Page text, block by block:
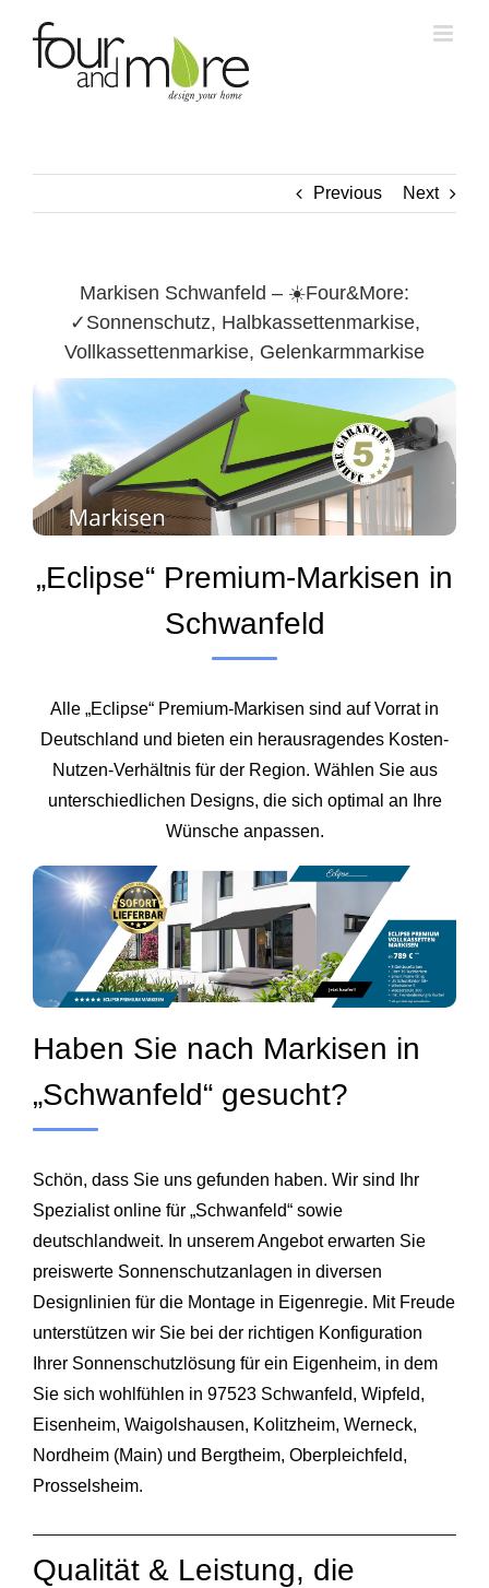
content
Previous Next
Markisen Schwanfeld – ☀️Four&More:
✓Sonnenschutz, Halbkassettenmarkise,
Vollkassettenmarkise, Gelenkarmmarkise
„Eclipse“ Premium-Markisen in
Schwanfeld
Alle „Eclipse“ Premium-Markisen sind auf Vorrat in
Deutschland und bieten ein herausragendes Kosten-
Nutzen-Verhältnis für der Region. Wählen Sie aus
unterschiedlichen Designs, die sich optimal an Ihre
Wünsche anpassen.
Haben Sie nach Markisen in
„Schwanfeld“ gesucht?
Schön, dass Sie uns gefunden haben. Wir sind Ihr
Spezialist online für „Schwanfeld“ sowie
deutschlandweit. In unserem Angebot erwarten Sie
preiswerte Sonnenschutzanlagen in diversen
Designlinien für die Montage in Eigenregie. Mit Freude
unterstützen wir Sie bei der richtigen Konfiguration
Ihrer Sonnenschutzlösung für ein Eigenheim, in dem
Sie sich wohlfühlen in 97523 Schwanfeld, Wipfeld,
Eisenheim, Waigolshausen, Kolitzheim, Werneck,
Nordheim (Main) und Bergtheim, Oberpleichfeld,
Prosselsheim.
Qualität & Leistung, die